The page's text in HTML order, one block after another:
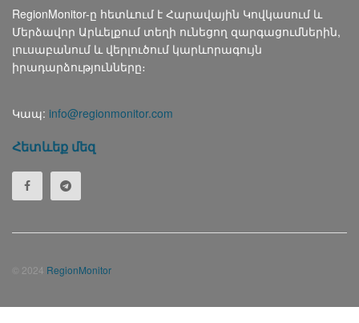
RegionMonitor-ը հետևում է Հարավային Կովկասում և
Մերձավոր Արևելքում տեղի ունեցող զարգացումներին,
լուսաբանում և վերլուծում կարևորագույն
իրադարձությունները։
Կապ: info@regionmonitor.com
Հետևեք մեզ
© 2024 RegionMonitor